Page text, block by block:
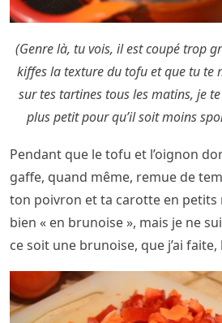
(Genre là, tu vois, il est coupé trop
kiffes la texture du tofu et que tu te
sur tes tartines tous les matins, je
plus petit pour qu’il soit moins
Pendant que le tofu et l’oignon
gaffe, quand même, remue de
ton poivron et ta carotte en petits
bien « en brunoise », mais je ne
ce soit une brunoise, que j’ai faite,